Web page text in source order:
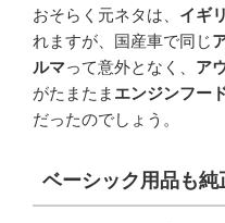
おそらく元ネタは、 イギ
れますが、国産車で同じ
ルマって意外となく、 ア
がたまたま エンジンフー
だったのでしょう。
ベーシック用品も